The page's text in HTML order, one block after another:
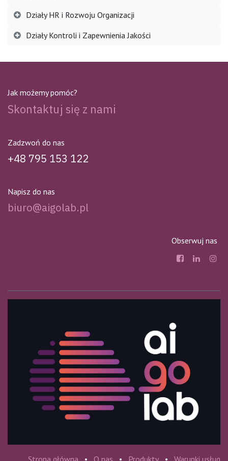
Działy HR i Rozwoju Organizacji
Działy Kontroli i Zapewnienia Jakości
Jak możemy pomóc?
Skontaktuj się z nami
Zadzwoń do nas
+48 795 153 122
Napisz do nas
biuro@aigolab.pl
Obserwuj nas